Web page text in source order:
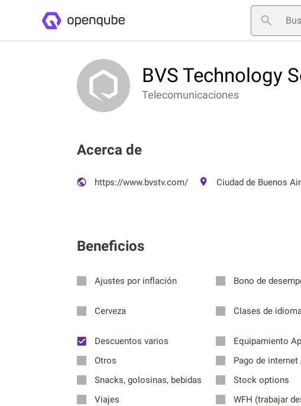
BVS Technology
Telecomunicaciones
Acerca de
https://www.bvstv.com/ Ciudad de Buenos
Beneficios
Ajustes por inflación Bono de
Cerveza
Clases de
Descuentos varios
Equipamiento
Otros
Pago de
Snacks, golosinas, bebidas
Stock options
Viajes
WFH (trabajar